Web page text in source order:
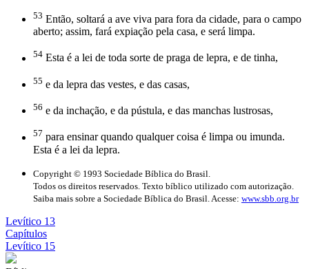
53 Então, soltará a ave viva para fora da cidade, para o campo
aberto; assim, fará expiação pela casa, e será limpa.
54 Esta é a lei de toda sorte de praga de lepra, e de tinha,
55 e da lepra das vestes, e das casas,
56 e da inchação, e da pústula, e das manchas lustrosas,
57 para ensinar quando qualquer coisa é limpa ou imunda.
Esta é a lei da lepra.
Copyright © 1993 Sociedade Bíblica do Brasil.
Todos os direitos reservados. Texto bíblico utilizado com autorização.
Saiba mais sobre a Sociedade Bíblica do Brasil. Acesse: www.sbb.org.br
Levítico 13
Capítulos
Levítico 15